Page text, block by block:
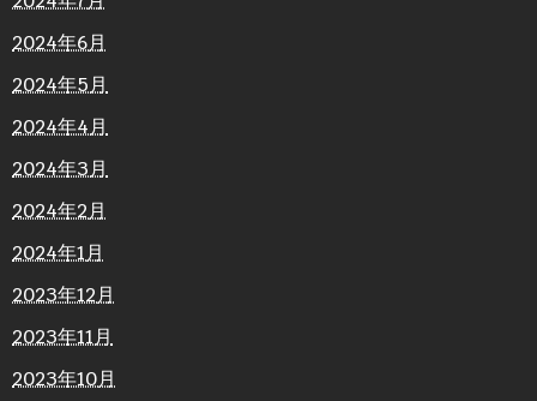
2024年6月
2024年5月
2024年4月
2024年3月
2024年2月
2024年1月
2023年12月
2023年11月
2023年10月